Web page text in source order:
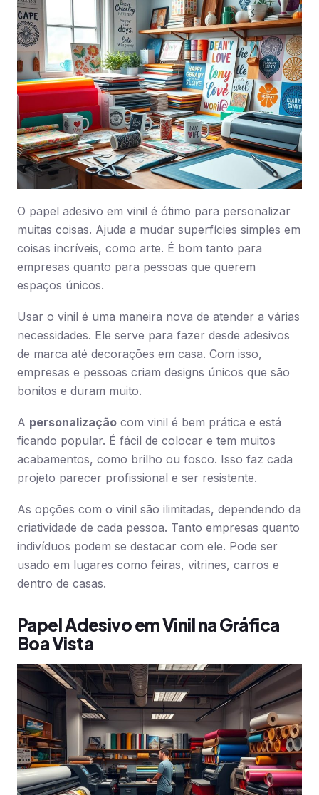
O papel adesivo em vinil é ótimo para personalizar
muitas coisas. Ajuda a mudar superfícies simples em
coisas incríveis, como arte. É bom tanto para
empresas quanto para pessoas que querem
espaços únicos.
Usar o vinil é uma maneira nova de atender a várias
necessidades. Ele serve para fazer desde adesivos
de marca até decorações em casa. Com isso,
empresas e pessoas criam designs únicos que são
bonitos e duram muito.
A personalização com vinil é bem prática e está
ficando popular. É fácil de colocar e tem muitos
acabamentos, como brilho ou fosco. Isso faz cada
projeto parecer profissional e ser resistente.
As opções com o vinil são ilimitadas, dependendo da
criatividade de cada pessoa. Tanto empresas quanto
indivíduos podem se destacar com ele. Pode ser
usado em lugares como feiras, vitrines, carros e
dentro de casas.
Papel Adesivo em Vinil na Gráfica
Boa Vista